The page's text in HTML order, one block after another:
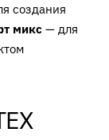
создания
микс — для